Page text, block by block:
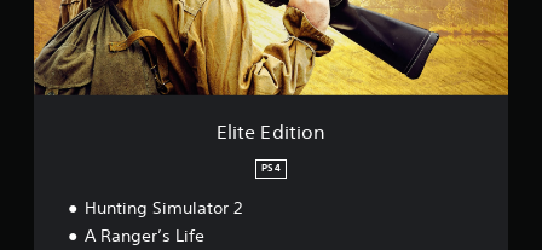
t
i
o
n
Elite Edition
PS4
Hunting Simulator 2
A Ranger’s Life